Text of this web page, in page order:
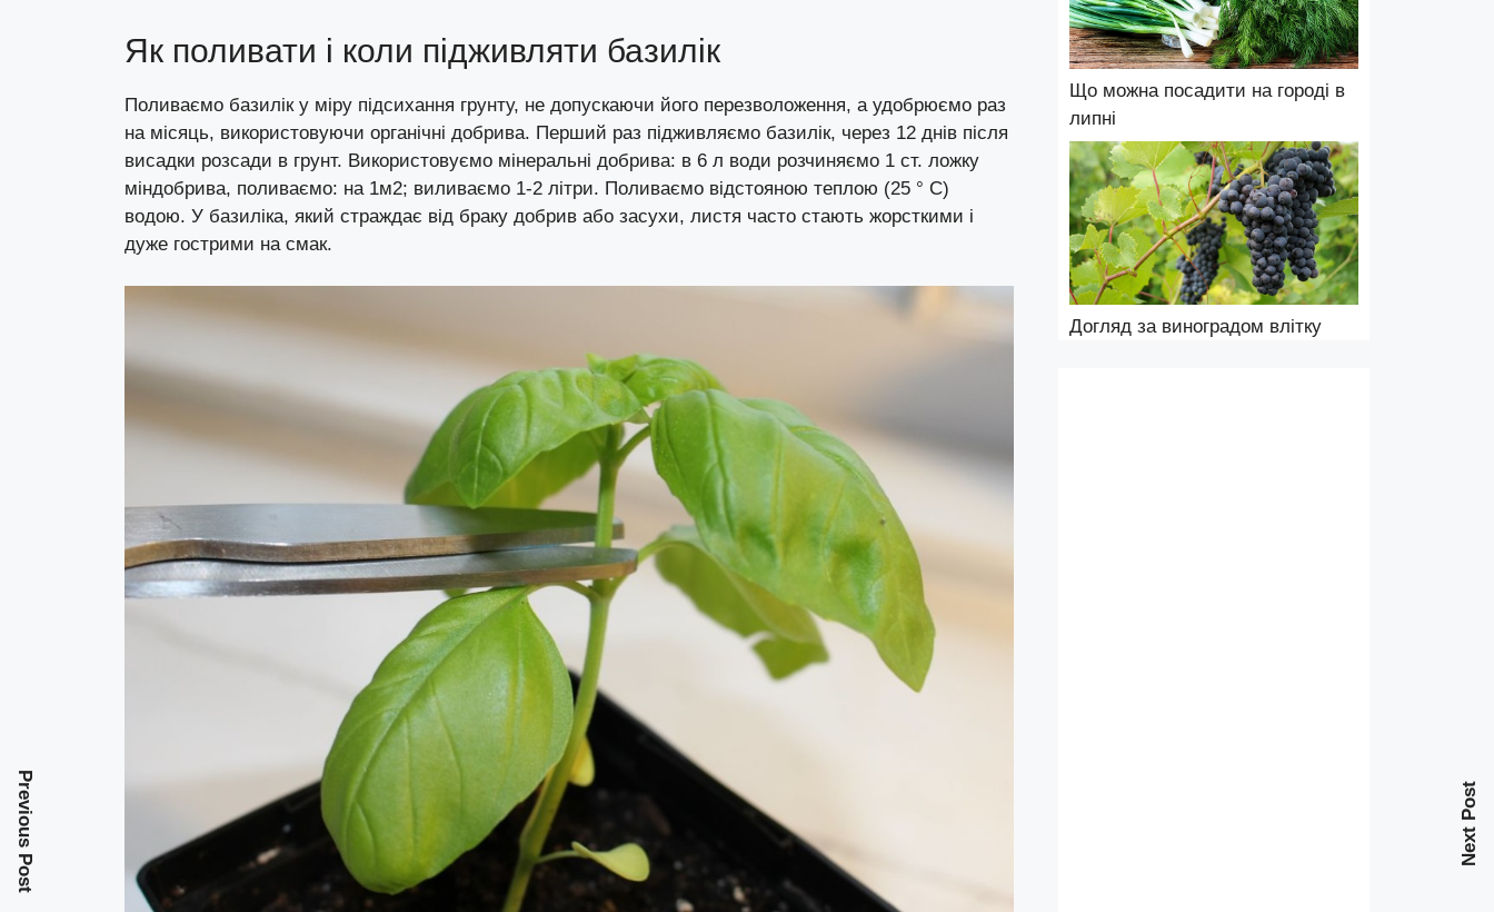
Як поливати і коли підживляти базилік
Поливаємо базилік у міру підсихання грунту, не допускаючи його перезволоження, а удобрюємо раз
на місяць, використовуючи органічні добрива. Перший раз підживляємо базилік, через 12 днів після
висадки розсади в грунт. Використовуємо мінеральні добрива: в 6 л води розчиняємо 1 ст. ложку
міндобрива, поливаємо: на 1м2; виливаємо 1-2 літри. Поливаємо відстояною теплою (25 ° С)
водою. У базиліка, який страждає від браку добрив або засухи, листя часто стають жорсткими і
дуже гострими на смак.
Previous Post Next Post
Що можна посадити на городі в
липні
Догляд за виноградом влітку